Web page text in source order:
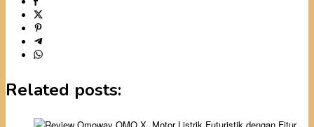
Related posts: